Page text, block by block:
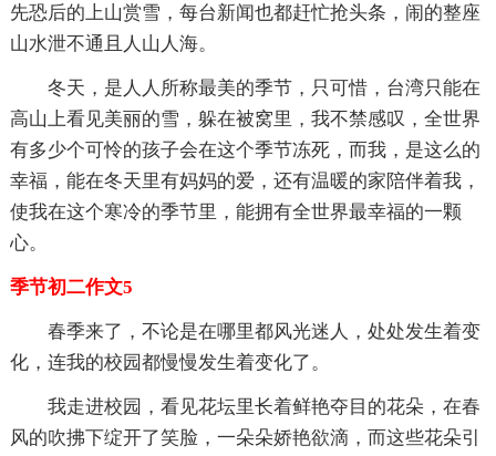
先恐后的上山赏雪，每台新闻也都赶忙抢头条，闹的整座
山水泄不通且人山人海。
冬天，是人人所称最美的季节，只可惜，台湾只能在
高山上看见美丽的雪，躲在被窝里，我不禁感叹，全世界
有多少个可怜的孩子会在这个季节冻死，而我，是这么的
幸福，能在冬天里有妈妈的爱，还有温暖的家陪伴着我，
使我在这个寒冷的季节里，能拥有全世界最幸福的一颗
心。
季节初二作文5
春季来了，不论是在哪里都风光迷人，处处发生着变
化，连我的校园都慢慢发生着变化了。
我走进校园，看见花坛里长着鲜艳夺目的花朵，在春
风的吹拂下绽开了笑脸，一朵朵娇艳欲滴，而这些花朵引